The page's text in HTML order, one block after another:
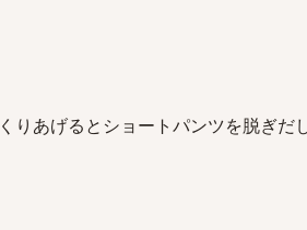
りあげるとショートパンツを脱ぎだ